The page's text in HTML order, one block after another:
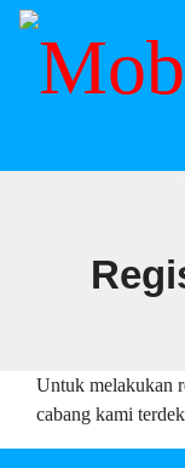
Untuk melakukan
cabang kami